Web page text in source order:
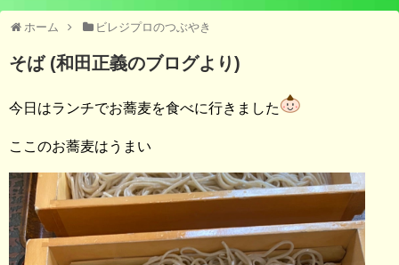
ホーム ビレジプロのつぶやき
そば (和田正義のブログより)
今日はランチでお蕎麦を食べに行きました
ここのお蕎麦はうまい